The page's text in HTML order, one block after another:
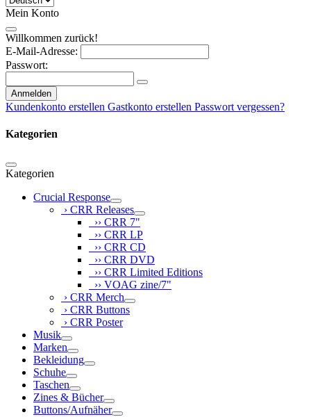
Mein Konto
Willkommen zurück!
E-Mail-Adresse:
Passwort:
Anmelden
Kundenkonto erstellen Gastkonto erstellen Passwort vergessen?
Kategorien
Kategorien
Crucial Response
› CRR Releases
›› CRR 7"
›› CRR LP
›› CRR CD
›› CRR DVD
›› CRR Limited Editions
›› VOAG zine/7"
› CRR Merch
› CRR Buttons
› CRR Poster
Musik
Marken
Bekleidung
Schuhe
Taschen
Zines & Bücher
Buttons/Aufnäher